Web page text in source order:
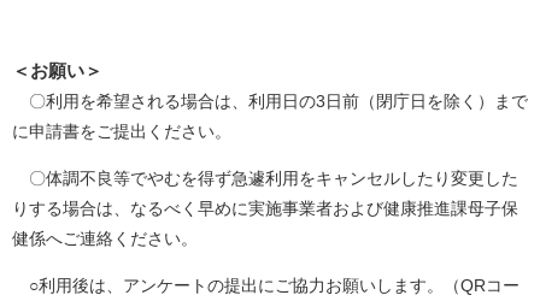
＜お願い＞
〇利用を希望される場合は、利用日の3日前（閉庁日を除く）まで
に申請書をご提出ください。
〇体調不良等でやむを得ず急遽利用をキャンセルしたり変更した
りする場合は、なるべく早めに実施事業者および健康推進課母子保
健係へご連絡ください。
○利用後は、アンケートの提出にご協力お願いします。（QRコー